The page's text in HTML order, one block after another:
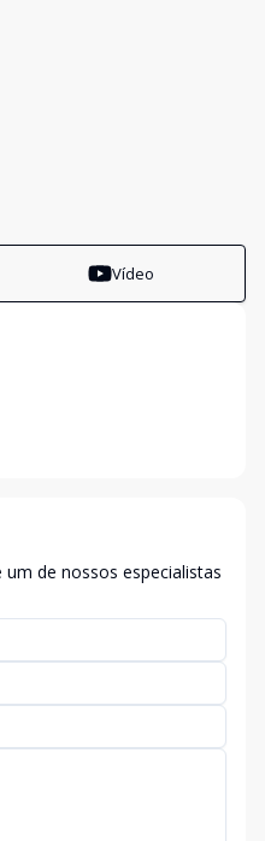
Vídeo
de nossos especialistas